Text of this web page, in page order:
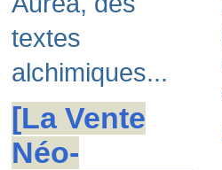
textes
alchimiques...
[La Vente
Néo-